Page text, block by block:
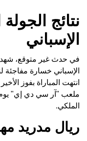
الإسباني
في حدث غير متوقع،
الإسباني خسارة مفاجئة
انتهت المباراة بفوز
ملعب "آر سي دي إي" يوم
الملكي.
ريال مدريد